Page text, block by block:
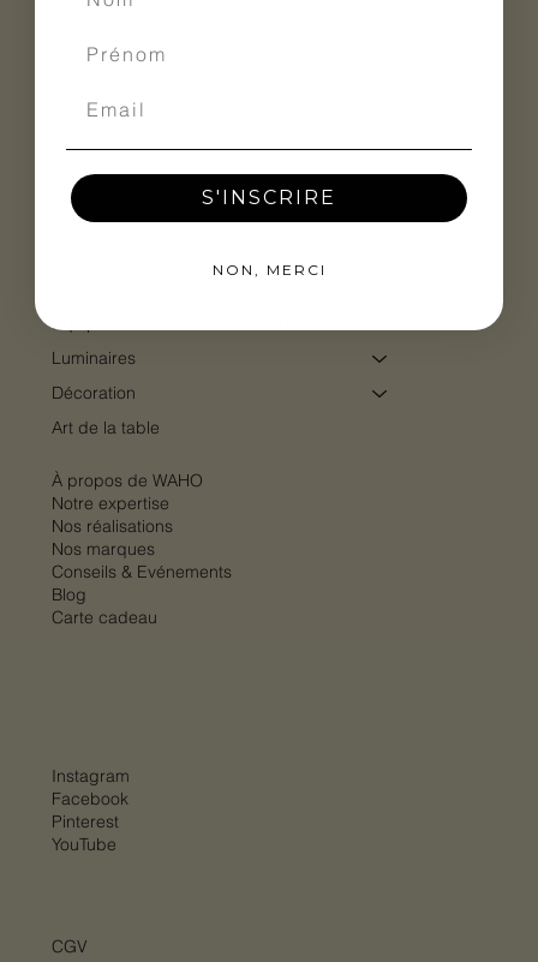
Accueil
Equipements cuisine extérieure
Luminaires
Décoration
Art de la table
À propos de WAHO
Notre expertise
Nos réalisations
Nos marques
Conseils & Evénements
Blog
Carte cadeau
CGV
Instagram
Facebook
Pinterest
YouTube
S'INSCRIRE
NON, MERCI